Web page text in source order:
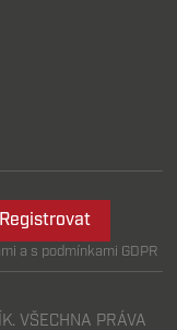
Registrovat
a s podmínkami GDPR
VŠECHNA PRÁVA